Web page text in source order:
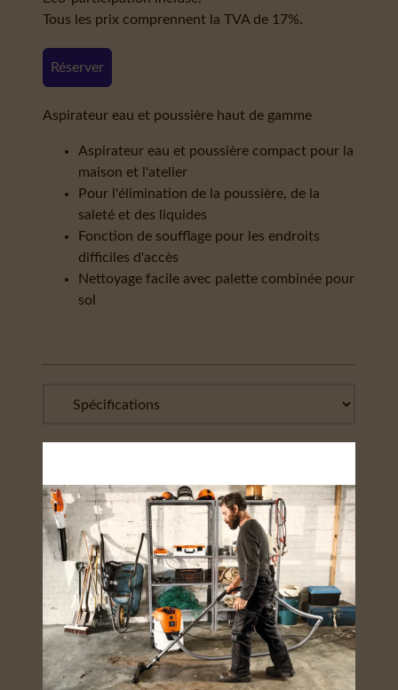
Tous les prix comprennent la TVA de 17%.
Réserver
Aspirateur eau et poussière haut de gamme
Aspirateur eau et poussière compact pour la
maison et l'atelier
Pour l'élimination de la poussière, de la
saleté et des liquides
Fonction de soufflage pour les endroits
difficiles d'accès
Nettoyage facile avec palette combinée pour
sol